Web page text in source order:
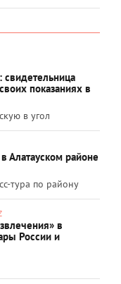
свидетельница
показаниях в
в угол
Алатауском районе
тура по району
в
России и